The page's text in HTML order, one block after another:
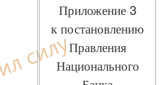
Приложение 3
к постановлению
Правления
Национального